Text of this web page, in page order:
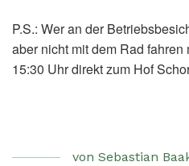
P.S.: Wer an der
aber nicht mit dem Rad
15:30 Uhr direkt zum Hof
von Sebastian